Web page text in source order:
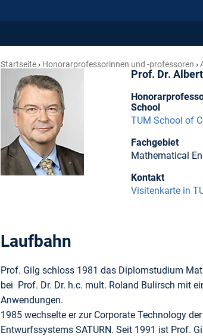
Startseite Honorar­professorinnen und -professoren
Prof. Dr.
School
TUM School of
Fachgebiet
Mathematical
Kontakt
Visitenkarte in
Laufbahn
Prof. Gilg schloss 1981 das Diplomstudium
bei Prof. Dr. Dr. h.c. mult. Roland Bulirsch mit
Anwendungen.
1985 wechselte er zur Corporate Technology
Entwurfssystems SATURN. Seit 1991 ist Prof.